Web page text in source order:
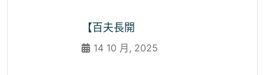
【百夫長開
14 10 月, 2025